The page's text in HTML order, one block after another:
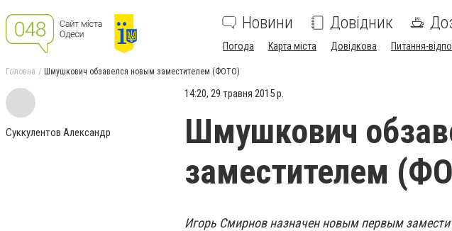
Новини Довідник
Погода Карта міста Довідкова Питання-
Головна Шмушкович обзавелся новым заместителем (ФОТО)
Суккулентов Александр
14:20, 29 травня 2015 р.
Шмушкович
заместителем
Игорь Смирнов назначен новым первым